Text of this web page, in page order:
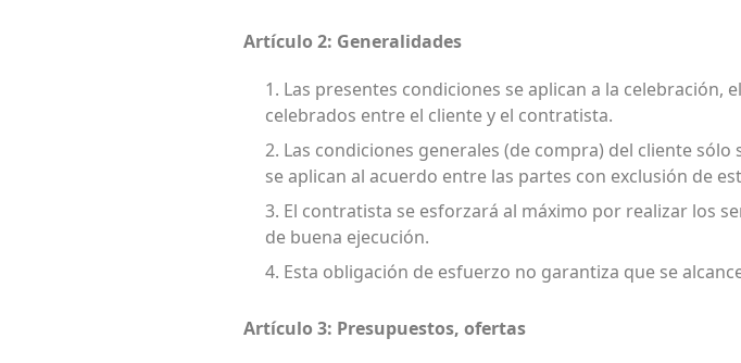
Artículo 2: Generalidades
1. Las presentes condiciones se aplican a la
celebrados entre el cliente y el contratista.
2. Las condiciones generales (de compra) del cliente
se aplican al acuerdo entre las partes con exclusión de
3. El contratista se esforzará al máximo por realizar los
de buena ejecución.
4. Esta obligación de esfuerzo no garantiza que se
Artículo 3: Presupuestos, ofertas